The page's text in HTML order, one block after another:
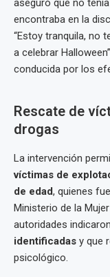
encontraba en la
“Estoy tranquila, no
a celebrar
conducida por los
Rescate de
drogas
La intervención
víctimas de
de edad, quienes
Ministerio de la
autoridades
identificadas y que
psicológico.